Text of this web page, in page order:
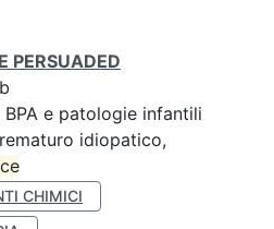
PERSUADED
e patologie infantili
idiopatico,
CHIMICI